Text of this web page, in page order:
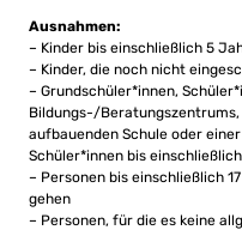
Ausnahmen:
– Kinder bis einschließlich 5
– Kinder, die noch nicht
– Grundschüler*innen,
Bildungs-/
aufbauenden Schule oder
Schüler*innen bis
– Personen bis einschließlich
gehen
– Personen, für die es keine